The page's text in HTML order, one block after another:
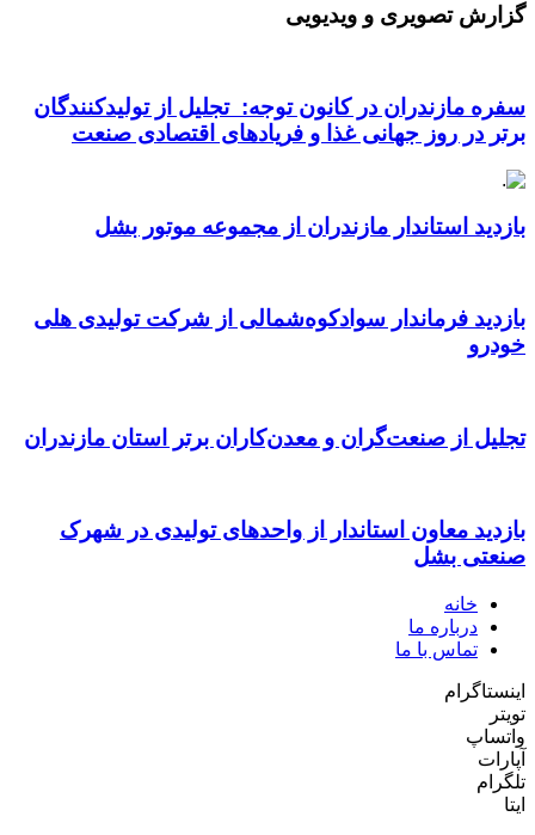
گزارش تصویری و ویدیویی
سفره مازندران در کانون توجه: تجلیل از تولیدکنندگان
برتر در روز جهانی غذا و فریادهای اقتصادی صنعت
بازدید استاندار مازندران از مجموعه موتور بشل
بازدید فرماندار سوادکوه‌شمالی از شرکت تولیدی هلی
خودرو
تجلیل از صنعت‌گران و معدن‌کاران برتر استان مازندران
بازدید معاون استاندار از واحدهای تولیدی در شهرک
صنعتی بشل
خانه
درباره ما
تماس با ما
اینستاگرام
تویتر
واتساپ
آپارات
تلگرام
ایتا